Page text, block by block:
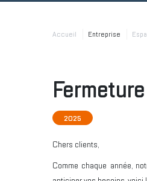
Accueil Entreprise
2025
Chers clients,
Comme chaque année,